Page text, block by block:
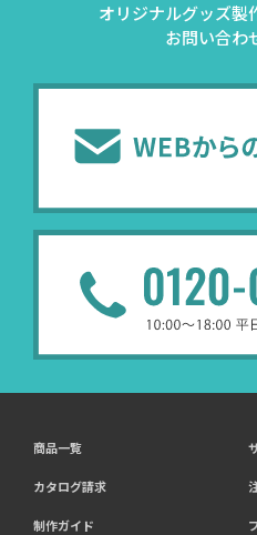
オリジナルグッズ製
お問い合わ
商品一覧
カタログ請求
制作ガイド